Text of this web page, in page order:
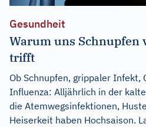
Gesundheit
Warum uns Schnupfen
trifft
Ob Schnupfen, grippaler Infekt,
Influenza: Alljährlich in der
die Atemwegsinfektionen,
Heiserkeit haben Hochsaison.